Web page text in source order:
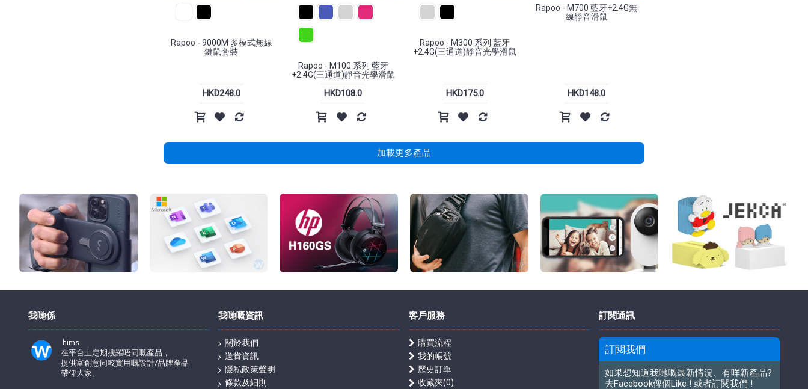
Rapoo - 9000M 多模式無線
鍵鼠套裝
HKD248.0
Rapoo - M100 系列 藍牙
+2.4G(三通道)靜音光學滑鼠
HKD108.0
Rapoo - M300 系列 藍牙
+2.4G(三通道)靜音光學滑鼠
HKD175.0
Rapoo - M700 藍牙+2.4G無
線靜音滑鼠
HKD148.0
加載更多產品
我哋係
hims
在平台上定期搜羅唔同嘅產品，
提供富創意同較實用嘅設計/品牌產品
帶俾大家。
我哋嘅資訊
關於我們
送貨資訊
隱私政策聲明
條款及細則
客戶服務
購買流程
我的帳號
歷史訂單
收藏夾(0)
訂閱通訊
訂閱我們
如果想知道我哋嘅最新情況、有咩新產品?
去Facebook俾個Like ! 或者訂閱我們 !